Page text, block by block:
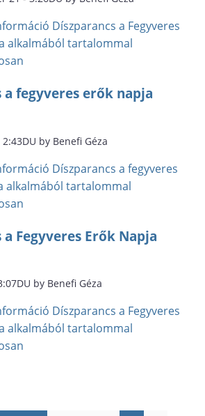
Díszparancs a Fegyveres
alkalmából tartalommal
a fegyveres erők napja
by Benefi Géza
Díszparancs a fegyveres
alkalmából tartalommal
a Fegyveres Erők Napja
by Benefi Géza
Díszparancs a Fegyveres
alkalmából tartalommal